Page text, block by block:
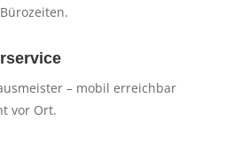
– mobil erreichbar
vor Ort.